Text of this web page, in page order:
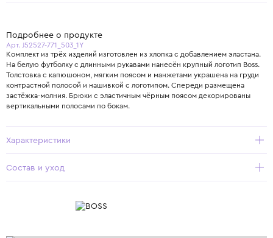
Подробнее о продукте
Арт. J52527-771_503_1Y
Комплект из трёх изделий изготовлен из хлопка с добавлением эластана.
На белую футболку с длинными рукавами нанесён крупный логотип Boss.
Толстовка с капюшоном, мягким поясом и манжетами украшена на груди
контрастной полосой и нашивкой с логотипом. Спереди размещена
застёжка-молния. Брюки с эластичным чёрным поясом декорированы
вертикальными полосами по бокам.
Характеристики
Состав и уход